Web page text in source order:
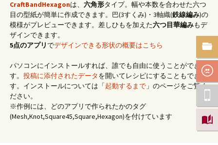
CraftBandHexagonは、 六角形タイプ。幅や本数を合わせた六つ
目の型紙が簡単に作成できます。巴(3すくみ)・3軸織(鉄線編み)の
模様がプレビューできます。差しひもを加えた六つ目華編みもデ
ザインできます。
5点のアプリ でデザインできる形状の概要はこちら
パソコンにインストールすれば、誰でも自由に使うことができま
す。 投稿に添付されたデータを開いてレシピにすることもできま
す。インストールについては「起動するまで 」のページをご覧く
ださい。
※作例には、どのアプリで作られたかのタグ
(Mesh,Knot,Square45,Square,Hexagon)を付けています